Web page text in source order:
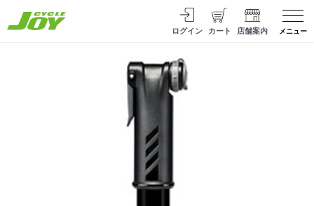
ログイン カート 店舗案内 メニュー